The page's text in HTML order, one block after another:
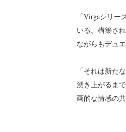
「Virgaシリ
いる。構築さ
ながらもデュ
「それは新た
湧き上がるま
画的な情感の